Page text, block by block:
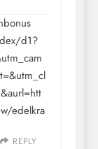
d1?
edelkra
REPLY